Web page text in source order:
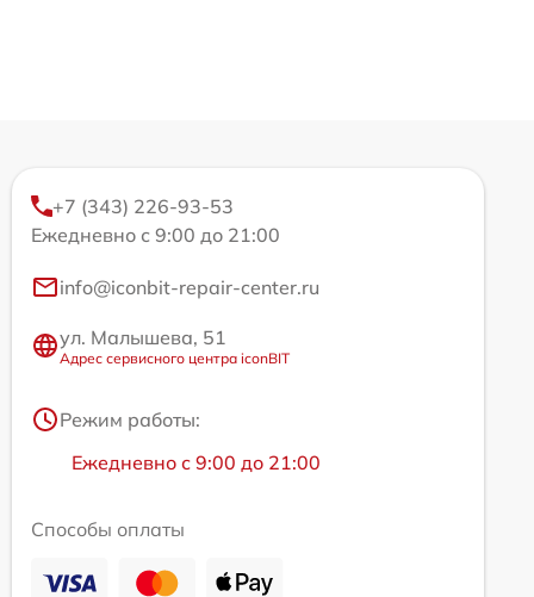
+7 (343) 226-93-53
Ежедневно с 9:00 до 21:00
info@iconbit-repair-center.ru
ул. Малышева, 51
Адрес сервисного центра iconBIT
Режим работы:
Ежедневно с 9:00 до 21:00
Способы оплаты